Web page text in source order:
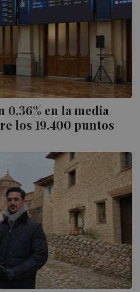
en la media
los 19.400 puntos